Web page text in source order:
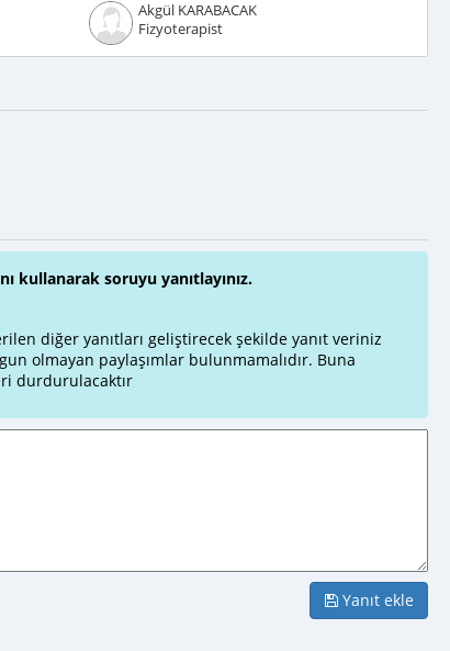
Akgül KARABACAK
Fizyoterapist
kullanarak soruyu yanıtlayınız.
diğer yanıtları geliştirecek şekilde yanıt veriniz
olmayan paylaşımlar bulunmamalıdır. Buna
durdurulacaktır
Yanıt ekle